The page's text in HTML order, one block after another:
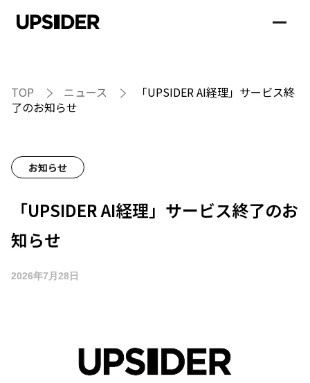
TOP ニュース
「UPSIDER AI経理」サービス終
了のお知らせ
お知らせ
「UPSIDER AI経理」サービス終了のお
知らせ
2026年7月28日